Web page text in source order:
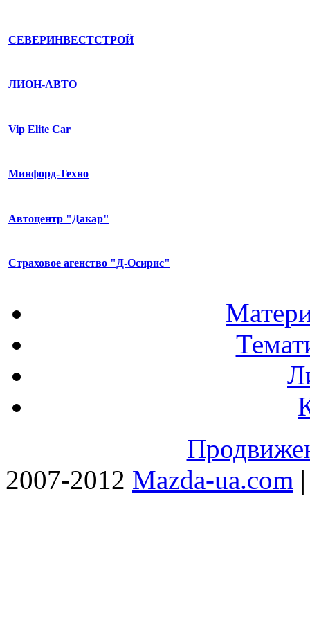
СЕВЕРИНВЕСТСТРОЙ
ЛИОН-АВТО
Vip Elite Car
Минфорд-Техно
Автоцентр "Дакар"
Страховое агенство "Д-Осирис"
2007-2012 Mazda-ua.com